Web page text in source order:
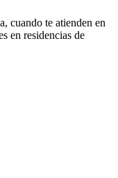
cuando te atienden en
en residencias de